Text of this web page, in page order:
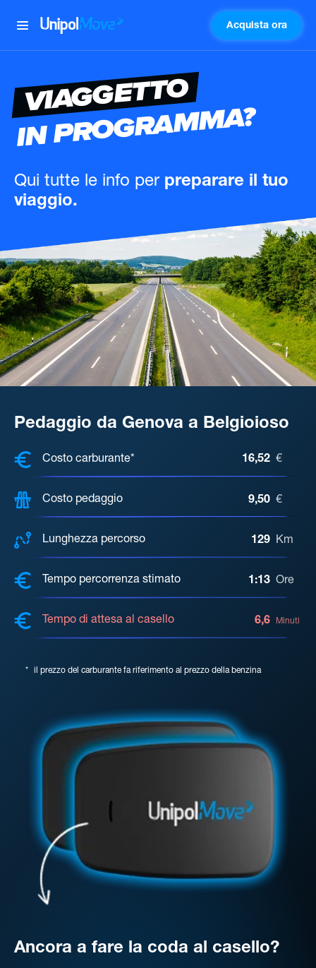
UnipolMove Acquista ora
VIAGGETTO
IN PROGRAMMA?
Qui tutte le info per preparare il tuo
viaggio.
Pedaggio da Genova a Belgioioso
COSTI, DISTANZA, TEMPO DI
Costo carburante* 16,52 €
Costo pedaggio 9,50 €
Lunghezza percorso 129 Km
Tempo percorrenza stimato 1:13 Ore
Tempo di attesa al casello 6,6 Minuti
* il prezzo del carburante fa riferimento al prezzo della benzina
Ancora a fare la coda al casello?